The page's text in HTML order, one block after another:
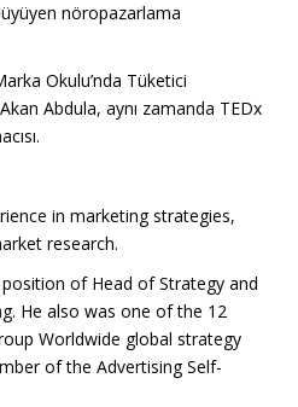
nöropazarlama
Okulu’nda Tüketici
Abdula, aynı zamanda TEDx
in marketing strategies,
research.
of Head of Strategy and
He also was one of the 12
Worldwide global strategy
of the Advertising Self-